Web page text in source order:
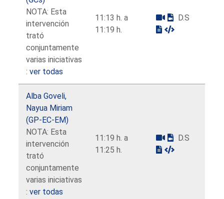
NOTA: Esta
intervención
trató
conjuntamente
varias iniciativas
:ver todas
11:13 h. a
11:19 h.
D.S
Alba Goveli,
Nayua Miriam
(GP-EC-EM)
NOTA: Esta
intervención
trató
conjuntamente
varias iniciativas
:ver todas
11:19 h. a
11:25 h.
D.S